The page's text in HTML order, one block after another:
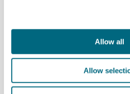
Allow all
Allow
Lenke til webinaret blir sendt i en e-
møtestart.
Nettmøte er gratis og åpent for alle
klyngen og Maritimt Forum Sør